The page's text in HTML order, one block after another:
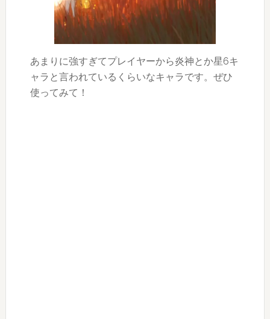
あまりに強すぎてプレイヤーから炎神とか星6キ
ャラと言われているくらいなキャラです。ぜひ
使ってみて！